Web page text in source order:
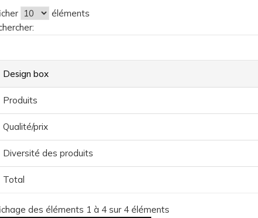
éléments
Design box
Produits
Qualité/prix
Diversité des produits
Total
des éléments 1 à 4 sur 4 éléments